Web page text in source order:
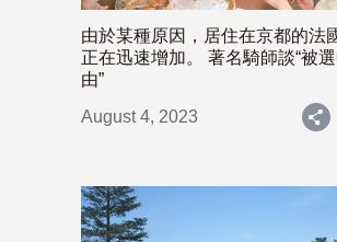
由於某種原因，居住在京都的法
正在迅速增加。 著名騎師談“被
由”
August 4, 2023